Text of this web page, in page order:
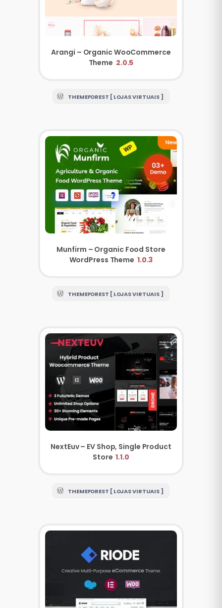
Arangi – Organic WooCommerce
Theme 2.0.5
THEMEFOREST [ LOJAS VIRTUAIS ]
Munfirm – Organic Food Store
WordPress Theme 1.0.3
THEMEFOREST [ LOJAS VIRTUAIS ]
NextEuv – EV Shop, Single Product
Store 1.1.0
THEMEFOREST [ LOJAS VIRTUAIS ]